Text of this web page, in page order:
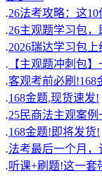
.26法考攻略：这10
.26主观题学习包
.2026瑞达学习包上
. 【主观题冲刺包
.客观考前必刷!168
.168金题,现货速发!
.25民商法主观案例
.168金题!即将发货!
.法考最后一个月，
.听课+刷题!这一套